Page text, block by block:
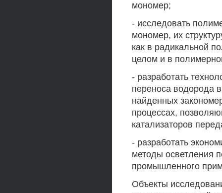
мономер;
- исследовать
мономер, их
как в радикальной
целом и в
- разработать
переноса водорода
найденных
процессах,
катализаторов
- разработать
методы осветления
промышленного
Объекты